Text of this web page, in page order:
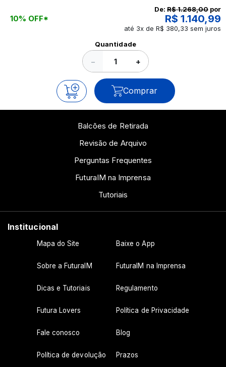
continue a leitura que vamos revelar para você!
10% OFF*
De: R$ 1.268,00 por
R$ 1.140,99
até 3x de R$ 380,33 sem juros
Quantidade
− +
Comprar
Balcões de Retirada
Revisão de Arquivo
Perguntas Frequentes
FuturaIM na Imprensa
Tutoriais
Institucional
Mapa do Site Baixe o App
Sobre a FuturaIM FuturaIM na Imprensa
Dicas e Tutoriais Regulamento
Futura Lovers Política de Privacidade
Fale conosco Blog
Política de devolução Prazos